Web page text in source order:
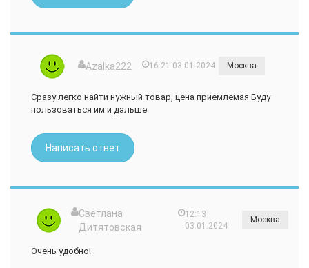
Azalka222 16:21 03.01.2024 Москва
Сразу легко найти нужный товар, цена приемлемая Буду
пользоваться им и дальше
Написать ответ
Светлана
Дитятовская
12:13
03.01.2024
Москва
Очень удобно!